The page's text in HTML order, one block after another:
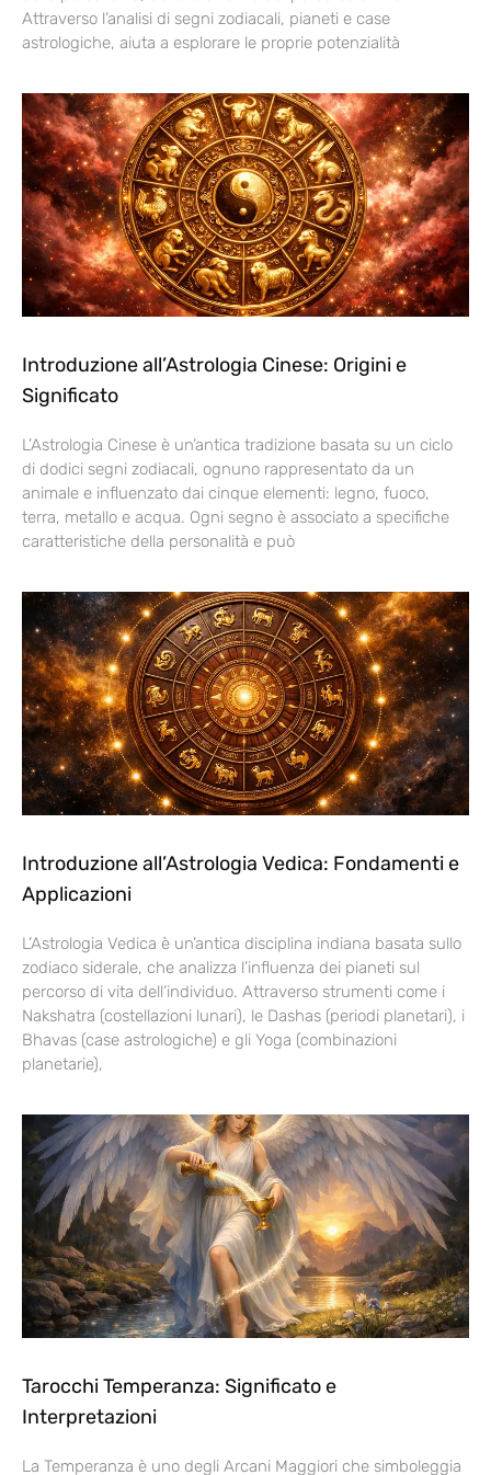
Attraverso l’analisi di segni zodiacali, pianeti e case
astrologiche, aiuta a esplorare le proprie potenzialità
Introduzione all’Astrologia Cinese: Origini e
Significato
L’Astrologia Cinese è un’antica tradizione basata su un ciclo
di dodici segni zodiacali, ognuno rappresentato da un
animale e influenzato dai cinque elementi: legno, fuoco,
terra, metallo e acqua. Ogni segno è associato a specifiche
caratteristiche della personalità e può
Introduzione all’Astrologia Vedica: Fondamenti e
Applicazioni
L’Astrologia Vedica è un’antica disciplina indiana basata sullo
zodiaco siderale, che analizza l’influenza dei pianeti sul
percorso di vita dell’individuo. Attraverso strumenti come i
Nakshatra (costellazioni lunari), le Dashas (periodi planetari), i
Bhavas (case astrologiche) e gli Yoga (combinazioni
planetarie),
Tarocchi Temperanza: Significato e
Interpretazioni
La Temperanza è uno degli Arcani Maggiori che simboleggia